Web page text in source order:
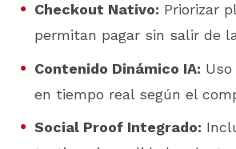
Checkout Nativo: Priorizar
permitan pagar sin salir de
Contenido Dinámico IA:
en tiempo real según el
Social Proof Integrado: